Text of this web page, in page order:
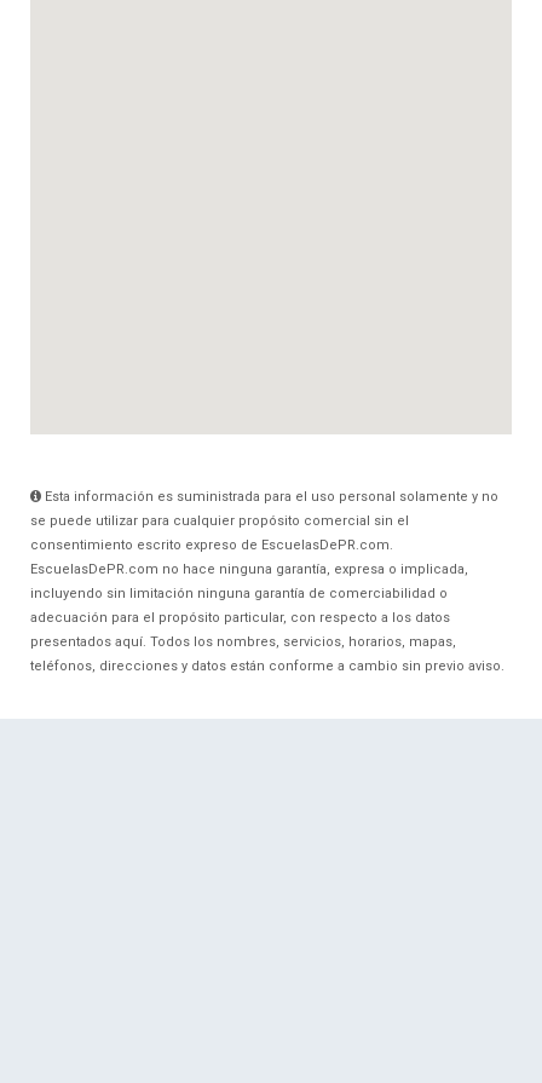
Esta información es suministrada para el uso personal solamente y no
se puede utilizar para cualquier propósito comercial sin el
consentimiento escrito expreso de EscuelasDePR.com.
EscuelasDePR.com no hace ninguna garantía, expresa o implicada,
incluyendo sin limitación ninguna garantía de comerciabilidad o
adecuación para el propósito particular, con respecto a los datos
presentados aquí. Todos los nombres, servicios, horarios, mapas,
teléfonos, direcciones y datos están conforme a cambio sin previo aviso.